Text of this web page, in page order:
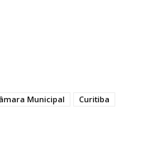
Municipal
Curitiba